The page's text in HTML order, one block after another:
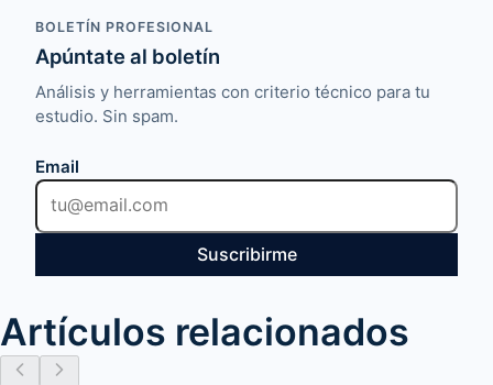
BOLETÍN PROFESIONAL
Apúntate al boletín
Análisis y herramientas con criterio técnico para tu
estudio. Sin spam.
Email
Suscribirme
Artículos relacionados